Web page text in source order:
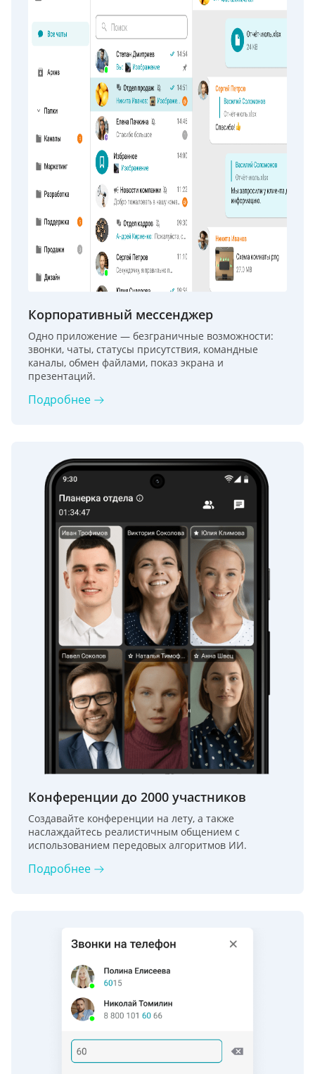
Корпоративный мессенджер
Одно приложение — безграничные возможности:
звонки, чаты, статусы присутствия, командные
каналы, обмен файлами, показ экрана и
презентаций.
Подробнее
Конференции до 2000 участников
Создавайте конференции на лету, а также
наслаждайтесь реалистичным общением с
использованием передовых алгоритмов ИИ.
Подробнее